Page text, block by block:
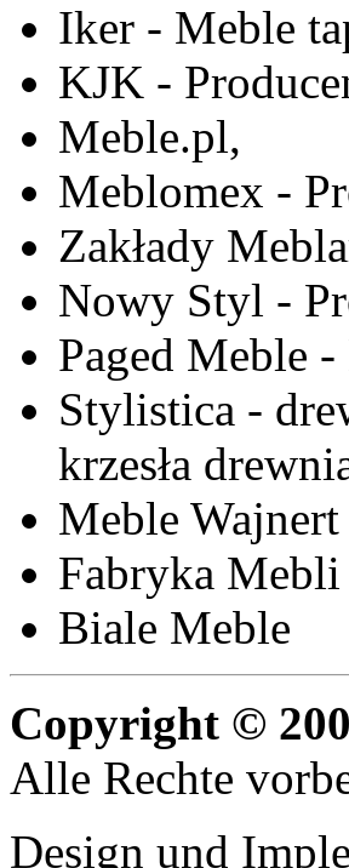
Iker - Meble
KJK -
Meble.pl,
Meblomex -
Zakłady
Nowy Styl -
Paged Meble
Stylistica -
krzesła
Meble
Fabryka Mebli
Biale Meble
Copyright ©
Alle Rechte
Design und